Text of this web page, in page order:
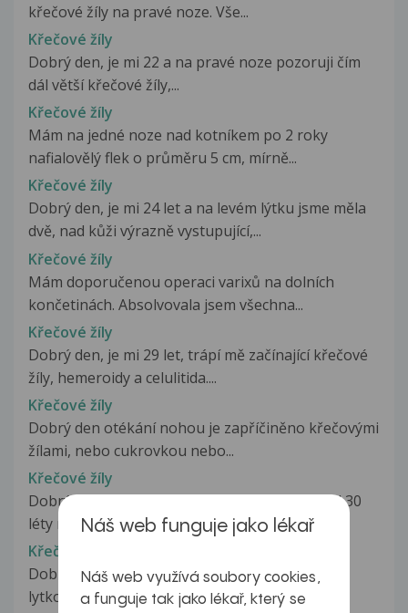
křečové žíly na pravé noze. Vše...
Křečové žíly
Dobrý den, je mi 22 a na pravé noze pozoruji čím
dál větší křečové žíly,...
Křečové žíly
Mám na jedné noze nad kotníkem po 2 roky
nafialovělý flek o průměru 5 cm, mírně...
Křečové žíly
Dobrý den, je mi 24 let a na levém lýtku jsme měla
dvě, nad kůži výrazně vystupující,...
Křečové žíly
Mám doporučenou operaci varixů na dolních
končetinách. Absolvovala jsem všechna...
Křečové žíly
Dobrý den, je mi 29 let, trápí mě začínající křečové
žíly, hemeroidy a celulitida....
Křečové žíly
Dobrý den otékání nohou je zapříčiněno křečovými
žílami, nebo cukrovkou nebo...
Křečové žíly
Dobrý den,trápí mne křečové žíly už léta. Před 30
léty mám obě nohy operované,...
Křečové žíly
Dobrý den, prosím poraďte. Otéka mi jen pravé
lytko, lékař mi předepisuje Detralex,...
Náš web funguje jako lékař
Náš web využívá soubory cookies,
a funguje tak jako lékař, který se